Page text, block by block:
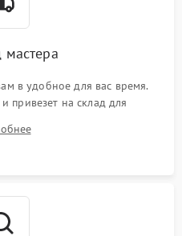
мастера
в удобное для вас время.
привезет на склад для